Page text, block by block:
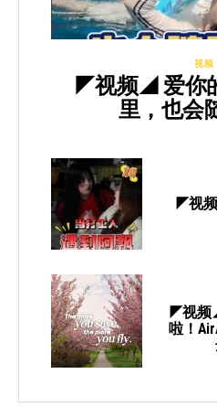
视频
◤视频◢ 爱你
里，也会
◤视
◤视频
啦！